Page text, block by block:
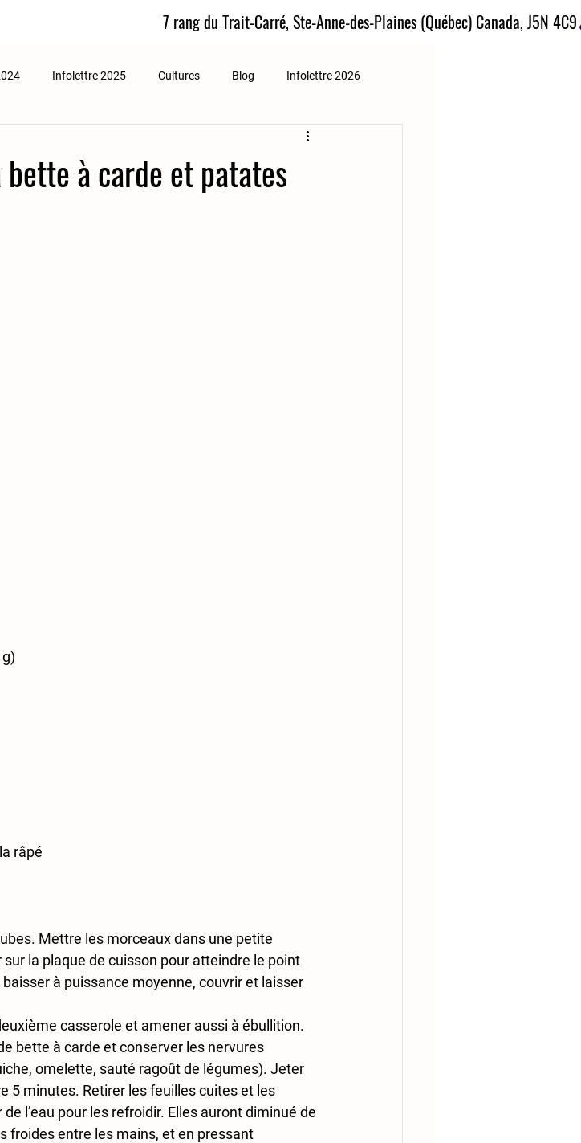
7 rang du Trait-Carré, Ste-Anne-des-Plaines (Québec) Canada, J5N 4C9
Infolettre 2025 Cultures Blog Infolettre 2026
à carde et patates
râpé
Mettre les morceaux dans une petite
la plaque de cuisson pour atteindre le point
à puissance moyenne, couvrir et laisser
casserole et amener aussi à ébullition.
bette à carde et conserver les nervures
omelette, sauté ragoût de légumes). Jeter
5 minutes. Retirer les feuilles cuites et les
l’eau pour les refroidir. Elles auront diminué de
froides entre les mains, et en pressant